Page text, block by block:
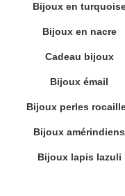
Bijoux en
Bijoux en nacre
Cadeau bijoux
Bijoux émail
Bijoux perles
Bijoux amérindiens
Bijoux lapis lazuli